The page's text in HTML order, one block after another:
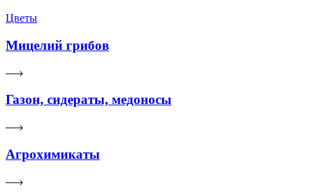
Цветы
Мицелий грибов
Газон, сидераты, медоносы
Агрохимикаты